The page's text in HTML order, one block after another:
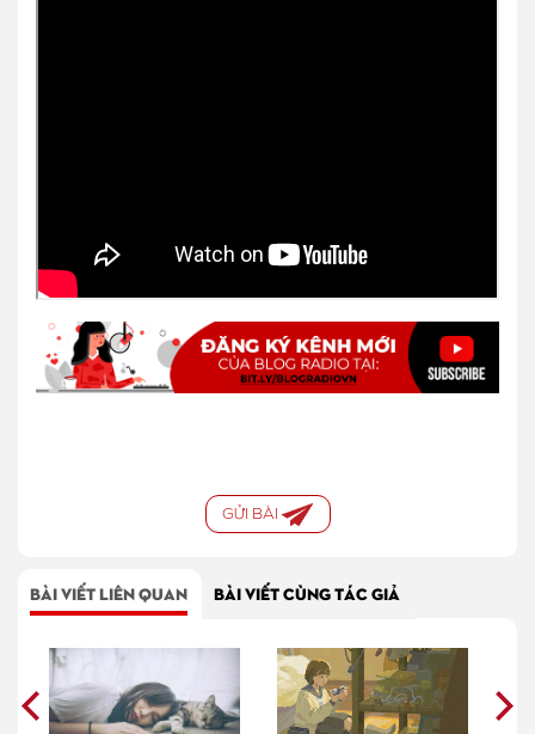
GỬI BÀI
BÀI VIẾT LIÊN QUAN BÀI VIẾT CÙNG TÁC GIẢ